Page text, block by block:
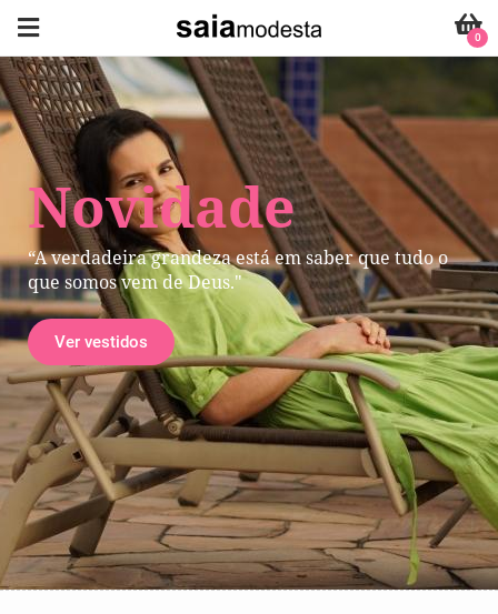
Novidade
“A verdadeira grandeza está em saber que tudo o
que somos vem de Deus."
Ver vestidos
0